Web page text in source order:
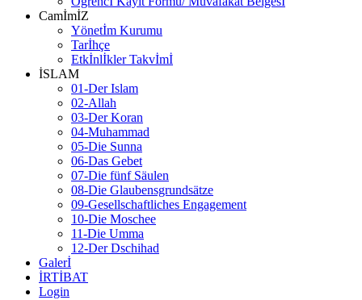
CamİmİZ
Yönetİm Kurumu
Tarİhçe
Etkİnlİkler Takvİmİ
İSLAM
01-Der Islam
02-Allah
03-Der Koran
04-Muhammad
05-Die Sunna
06-Das Gebet
07-Die fünf Säulen
08-Die Glaubensgrundsätze
09-Gesellschaftliches Engagement
10-Die Moschee
11-Die Umma
12-Der Dschihad
Galerİ
İRTİBAT
Login